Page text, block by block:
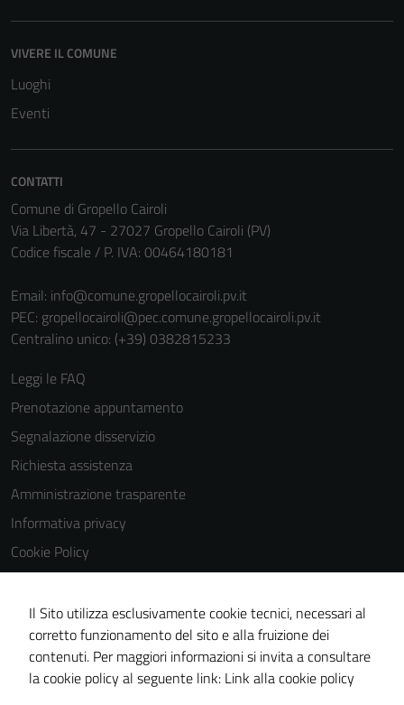
VIVERE IL COMUNE
Luoghi
Eventi
CONTATTI
Comune di Gropello Cairoli
Via Libertà, 47 - 27027 Gropello Cairoli (PV)
Codice fiscale / P. IVA: 00464180181
Email: info@comune.gropellocairoli.pv.it
PEC: gropellocairoli@pec.comune.gropellocairoli.pv.it
Centralino unico: (+39) 0382815233
Leggi le FAQ
Prenotazione appuntamento
Segnalazione disservizio
Richiesta assistenza
Amministrazione trasparente
Informativa privacy
Cookie Policy
Dichiarazione di accessibilità
Obiettivi di accessibilità
Piano di miglioramento del sito
Il Sito utilizza esclusivamente cookie tecnici, necessari al
corretto funzionamento del sito e alla fruizione dei
contenuti. Per maggiori informazioni si invita a consultare
la cookie policy al seguente link: Link alla cookie policy
Questi cookie
funzionamento
del sito e non